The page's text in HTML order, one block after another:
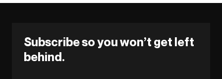
Subscribe so you won’t get left
behind.